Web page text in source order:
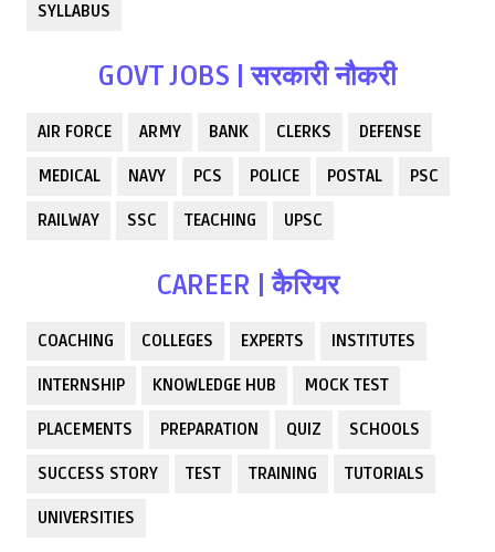
SYLLABUS
GOVT JOBS | सरकारी नौकरी
AIR FORCE ARMY BANK CLERKS DEFENSE
MEDICAL NAVY PCS POLICE POSTAL PSC
RAILWAY SSC TEACHING UPSC
CAREER | कैरियर
COACHING COLLEGES EXPERTS INSTITUTES
INTERNSHIP KNOWLEDGE HUB MOCK TEST
PLACEMENTS PREPARATION QUIZ SCHOOLS
SUCCESS STORY TEST TRAINING TUTORIALS
UNIVERSITIES